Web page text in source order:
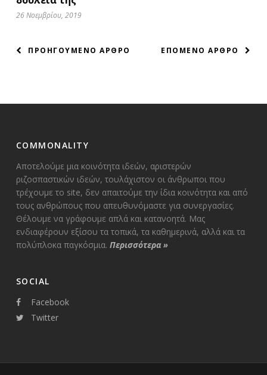
26 Νοεμβρίου, 2019
ΠΛΟΗΓΗΣΗ
ΕΠΟΜΕΝΟ ΑΡΘΡΟ
ΠΡΟΗΓΟΥΜΕΝΟ ΑΡΘΡΟ
COMMONALITY
Αποτελούμε μια κοινότητα ιδεών, αριστερών
ριζοσπαστικών ιδεών, τουλάχιστον οι άνθρωποι που
τρέχουμε το site, δεν απαιτούμε την ίδια κοινότητα και από
τους ανθρώπους που απευθυνόμαστε για συνεργασίες.
Θέλουμε να γράφουμε απλά και κατανοητά. Μας
ενδιαφέρουν εξίσου τα τοπικά, τα καθημερινά, αλλά και τα
πολύπλοκα παγκόσμια. Περισσότερα»
SOCIAL
Facebook
Twitter